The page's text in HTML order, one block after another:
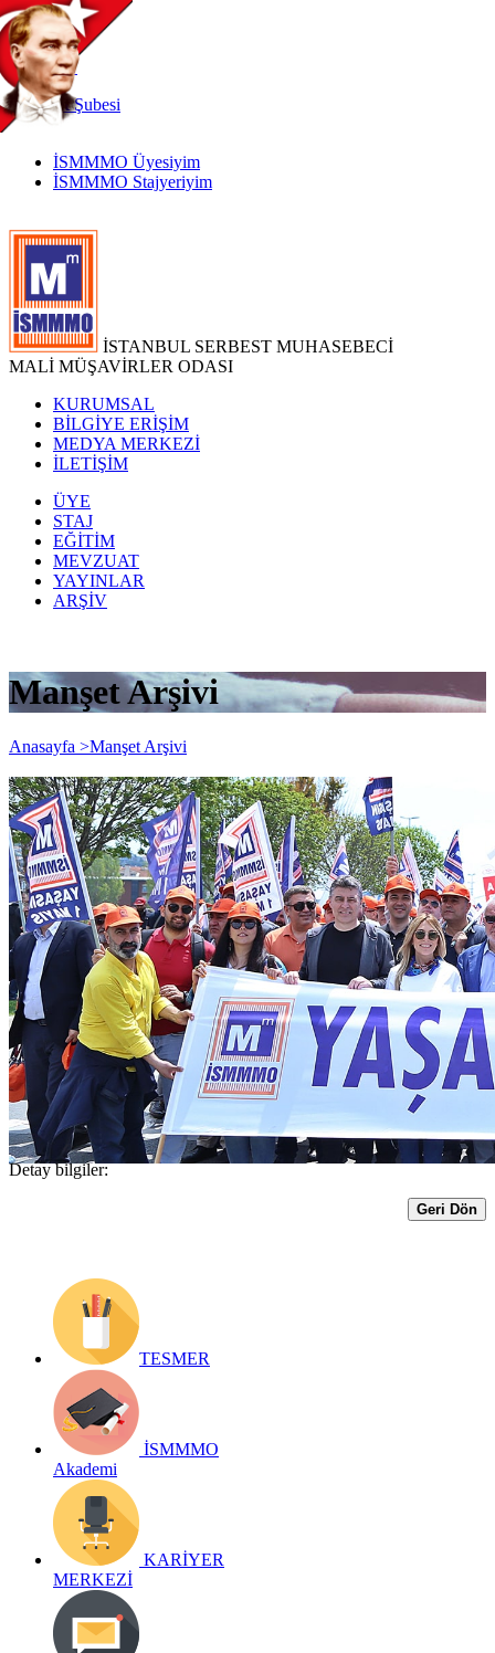
TR
|
EN
İnternetŞubesi
İSMMMO Üyesiyim
İSMMMO Stajyeriyim
İSTANBUL SERBEST MUHASEBECİ
MALİ MÜŞAVİRLER ODASI
KURUMSAL
BİLGİYE ERİŞİM
MEDYA MERKEZİ
İLETİŞİM
ÜYE
STAJ
EĞİTİM
MEVZUAT
YAYINLAR
ARŞİV
Manşet Arşivi
Anasayfa >Manşet Arşivi
We celebrate the 1st of May, the
International Workers' Day, which is a
symbol of the struggle for labor, bread,
and freedom.
Yayın Tarihi: 11 Ekim 2023
Detay bilgiler:
Geri Dön
TESMER
İSMMMO
Akademi
KARİYER
MERKEZİ